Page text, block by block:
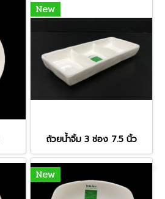
New
ถ้วยน้ำจิ้ม 3 ช่อง 7.5 นิ้ว
New